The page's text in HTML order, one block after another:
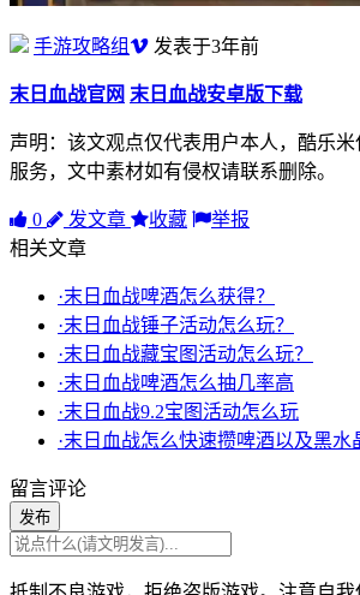
手游攻略组 发表于3年前
末日血战官网 末日血战安卓版下载
声明：该文观点仅代表用户本人，酷乐
服务，文中素材如有侵权请联系删除。
0 发文章 收藏
举报
相关文章
·末日血战啤酒怎么获得？
·末日血战锤子活动怎么玩？
·末日血战藏宝图活动怎么玩？
·末日血战啤酒怎么抽几率高
·末日血战9.2宝图活动怎么玩
·末日血战怎么快速攒啤酒以及黑水
留言评论
发布